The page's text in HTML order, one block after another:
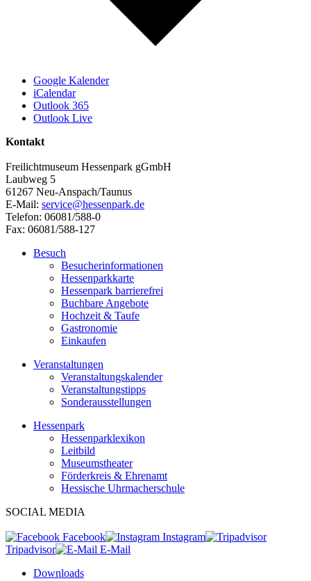
Google Kalender
iCalendar
Outlook 365
Outlook Live
Kontakt
Freilichtmuseum Hessenpark gGmbH
Laubweg 5
61267 Neu-Anspach/Taunus
E-Mail: service@hessenpark.de
Telefon: 06081/588-0
Fax: 06081/588-127
Besuch
Besucherinformationen
Hessenparkkarte
Hessenpark barrierefrei
Buchbare Angebote
Hochzeit & Taufe
Gastronomie
Einkaufen
Veranstaltungen
Veranstaltungskalender
Veranstaltungstipps
Sonderausstellungen
Hessenpark
Hessenparklexikon
Leitbild
Museumstheater
Förderkreis & Ehrenamt
Hessische Uhrmacherschule
SOCIAL MEDIA
Facebook
Instagram
Tripadvisor
E-Mail
Downloads